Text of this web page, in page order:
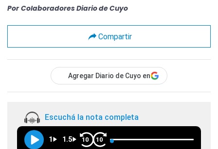
Por Colaboradores Diario de Cuyo
Compartir
Agregar Diario de Cuyo en
Escuchá la nota completa
1 1.5 10 10